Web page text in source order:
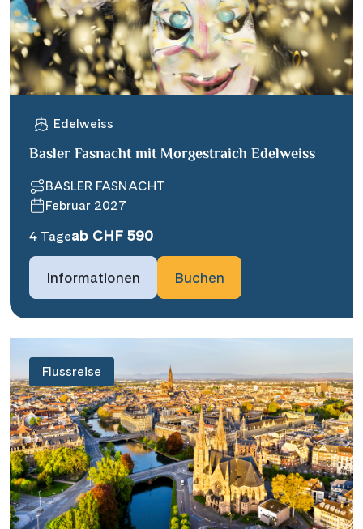
Edelweiss
Basler Fasnacht mit Morgestraich Edelweiss
BASLER FASNACHT
Februar 2027
4 Tageab CHF 590
Informationen Buchen
Flussreise